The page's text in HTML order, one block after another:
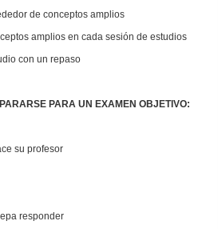
de conceptos amplios
amplios en cada sesión de estudios
con un repaso
PARA UN EXAMEN OBJETIVO:
su profesor
responder